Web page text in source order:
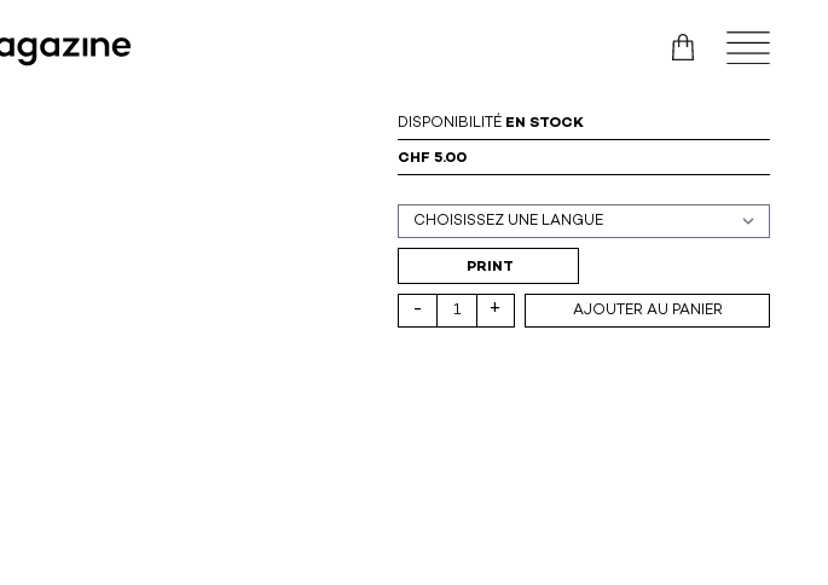
DISPONIBILITÉ EN STOCK
CHF 5.00
Support (print ou digital)
PRINT
- + AJOUTER AU PANIER